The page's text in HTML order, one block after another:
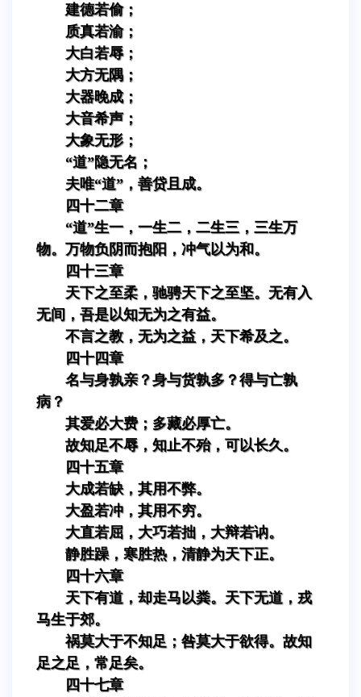
建德若偷；
质真若渝；
大白若辱；
大方无隅；
大器晚成；
大音希声；
大象无形；
“道”隐无名；
夫唯“道”，善贷且成。
四十二章
“道”生一，一生二，二生三，三生万
物。万物负阴而抱阳，冲气以为和。
四十三章
天下之至柔，驰骋天下之至坚。无有入
无间，吾是以知无为之有益。
不言之教，无为之益，天下希及之。
四十四章
名与身孰亲？身与货孰多？得与亡孰
病？
其爱必大费；多藏必厚亡。
故知足不辱，知止不殆，可以长久。
四十五章
大成若缺，其用不弊。
大盈若冲，其用不穷。
大直若屈，大巧若拙，大辩若讷。
静胜躁，寒胜热，清静为天下正。
四十六章
天下有道，却走马以粪。天下无道，戎
马生于郊。
祸莫大于不知足；咎莫大于欲得。故知
足之足，常足矣。
四十七章